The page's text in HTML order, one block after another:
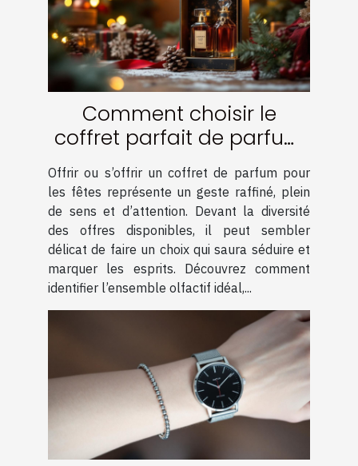
Comment choisir le
coffret parfait de parfum
pour les fêtes ?
Offrir ou s’offrir un coffret de parfum pour
les fêtes représente un geste raffiné, plein
de sens et d’attention. Devant la diversité
des offres disponibles, il peut sembler
délicat de faire un choix qui saura séduire et
marquer les esprits. Découvrez comment
identifier l’ensemble olfactif idéal,...